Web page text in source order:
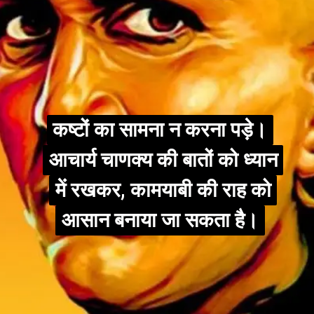
कष्टों का सामना न करना पड़े।
आचार्य चाणक्य की बातों को ध्यान
में रखकर, कामयाबी की राह को
आसान बनाया जा सकता है।
कष्टों का सामना न करना पड़े।
आचार्य चाणक्य की बातों को ध्यान
में रखकर, कामयाबी की राह को
आसान बनाया जा सकता है।